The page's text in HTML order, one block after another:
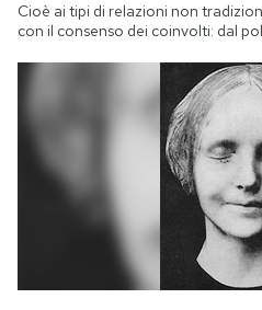
Cioè ai tipi di relazioni non
con il consenso dei coinvolti: dal